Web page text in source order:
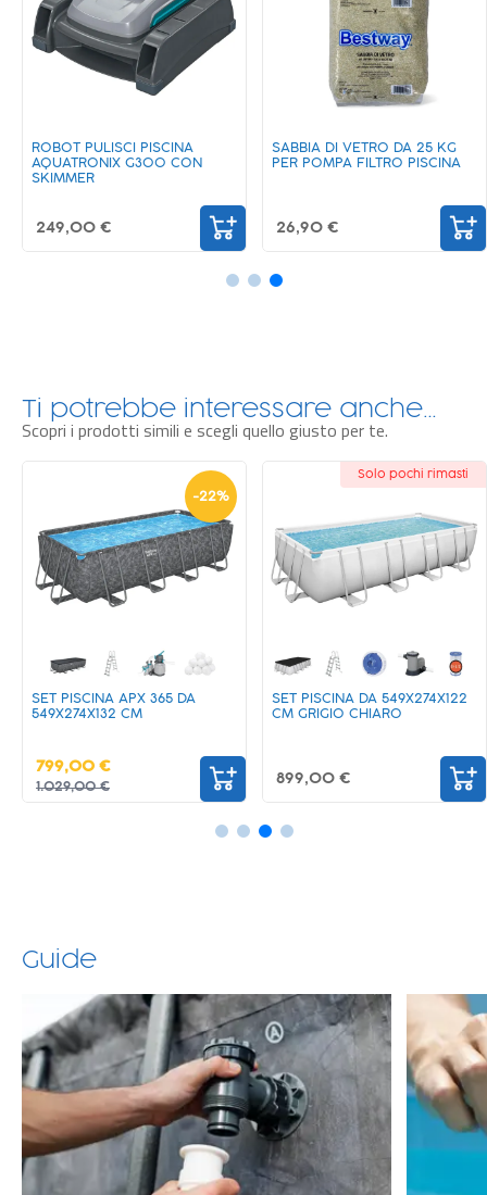
ROBOT PULISCI PISCINA
AQUATRONIX G300 CON
SKIMMER
249,00 €
SABBIA DI VETRO DA 25 KG
PER POMPA FILTRO PISCINA
26,90 €
Ti potrebbe interessare anche…
Scopri i prodotti simili e scegli quello giusto per te.
-22%
SET PISCINA APX 365 DA
549X274X132 CM
799,00 €
1.029,00 €
Solo pochi rimasti
SET PISCINA DA 549X274X122
CM GRIGIO CHIARO
899,00 €
Guide